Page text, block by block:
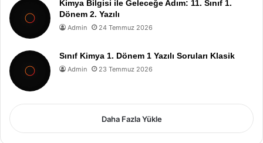
Kimya Bilgisi ile Geleceğe Adım: 11. Sınıf 1.
Dönem 2. Yazılı
Admin 24 Temmuz 2026
Sınıf Kimya 1. Dönem 1 Yazılı Soruları Klasik
Admin 23 Temmuz 2026
Daha Fazla Yükle